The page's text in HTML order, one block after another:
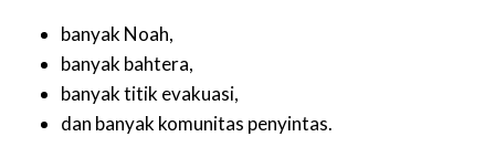
banyak Noah,
banyak bahtera,
banyak titik evakuasi,
dan banyak komunitas penyintas.